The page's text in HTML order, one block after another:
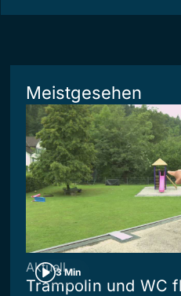
Meistgesehen
3 Min
Aktuell
Trampolin und WC